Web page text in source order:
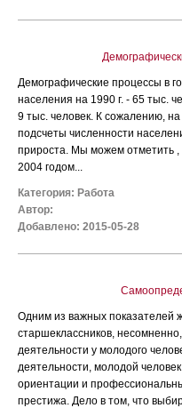
Демографические процессы в
населения на 1990 г. - 65 тыс.
9 тыс. человек. К сожалению,
подсчеты численности
прироста. Мы можем отметить ,
2004 годом...
Категория: Работа
Автор:
Добавлено: 2015-05-28
Одним из важных показателей
старшеклассников,
деятельности у молодого
деятельности, молодой
ориентации и
престижа. Дело в том, что